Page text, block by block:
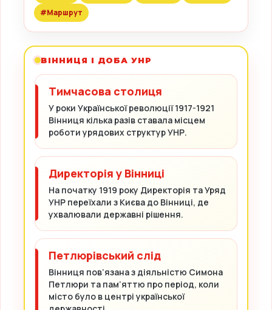
#Маршрут
ВІННИЦЯ І ДОБА УНР
Тимчасова столиця
У роки Української революції 1917-1921
Вінниця кілька разів ставала місцем
роботи урядових структур УНР.
Директорія у Вінниці
На початку 1919 року Директорія та Уряд
УНР переїхали з Києва до Вінниці, де
ухвалювали державні рішення.
Петлюрівський слід
Вінниця пов’язана з діяльністю Симона
Петлюри та пам’яттю про період, коли
місто було в центрі української